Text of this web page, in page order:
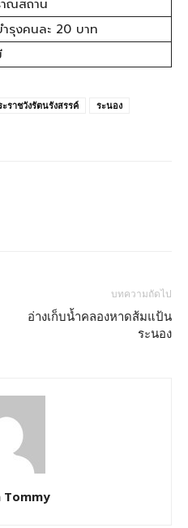
ณสถาน
ำรุงคนละ 20 บาท
ะราชวังรัตนรังสรรค์
ระนอง
บทความถัดไป
อ่างเก็บน้ำคลองหาดส้มแป้น
ระนอง
Tommy